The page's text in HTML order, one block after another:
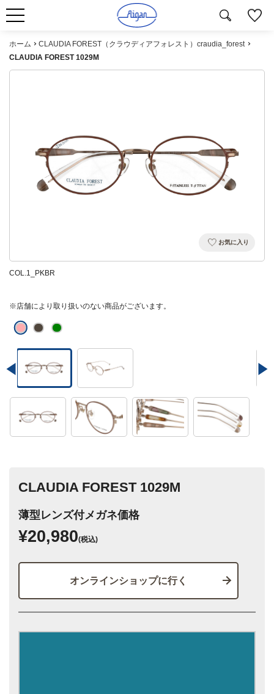
ホーム
CLAUDIA FOREST（クラウディアフォレスト）craudia_forest
CLAUDIA FOREST 1029M
お気に入り
COL.1_PKBR
※店舗により取り扱いのない商品がございます。
CLAUDIA FOREST 1029M
薄型レンズ付メガネ価格
¥20,980(税込)
オンラインショップに行く